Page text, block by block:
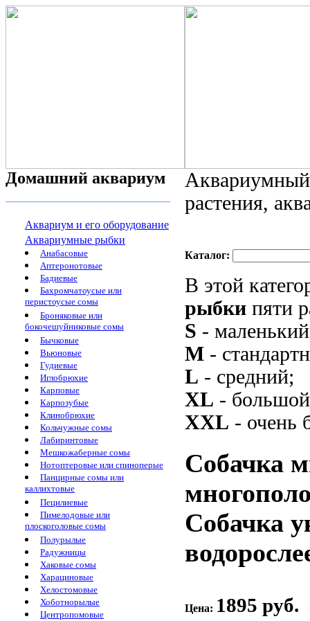
Домашний аквариум
Аквариум и его оборудование
Аквариумные рыбки
Анабасовые
Аптеронотовые
Бадиевые
Бахромчатоусые или
перистоусые сомы
Броняковые или
бокочешуйниковые сомы
Бычковые
Вьюновые
Гудиевые
Иглобрюхие
Карповые
Карпозубые
Клинобрюхие
Кольчужные сомы
Лабиринтовые
Мешкожаберные сомы
Нотоптеровые или спиноперые
Панцирные сомы или
каллихтовые
Пецилиевые
Пимелодовые или
плоскоголовые сомы
Полурылые
Радужницы
Хаковые сомы
Харациновые
Хелостомовые
Хоботнорылые
Центропомовые
растения,
Каталог:
В этой
рыбки пяти
S -
M -
L - средний;
XL -
XXL - очень
Собачка
Собачка
Цена: 1895 руб.